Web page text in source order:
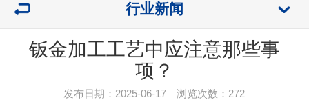
行业新闻
钣金加工工艺中应注意那些事
项？
发布日期：2025-06-17 浏览次数： 272